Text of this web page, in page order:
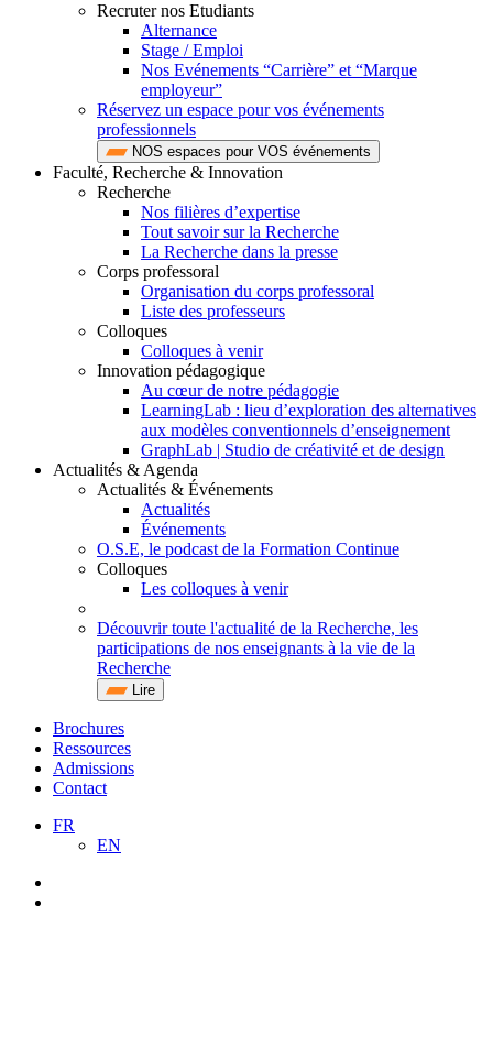
Recruter nos Etudiants
Alternance
Stage / Emploi
Nos Evénements “Carrière” et “Marque
employeur”
Réservez un espace pour vos événements
professionnels
NOS espaces pour VOS événements
Faculté, Recherche & Innovation
Recherche
Nos filières d’expertise
Tout savoir sur la Recherche
La Recherche dans la presse
Corps professoral
Organisation du corps professoral
Liste des professeurs
Colloques
Colloques à venir
Innovation pédagogique
Au cœur de notre pédagogie
LearningLab : lieu d’exploration des alternatives
aux modèles conventionnels d’enseignement
GraphLab | Studio de créativité et de design
Actualités & Agenda
Actualités & Événements
Actualités
Événements
O.S.E, le podcast de la Formation Continue
Colloques
Les colloques à venir
Découvrir toute l'actualité de la Recherche, les
participations de nos enseignants à la vie de la
Recherche
Lire
Brochures
Ressources
Admissions
Contact
FR
EN